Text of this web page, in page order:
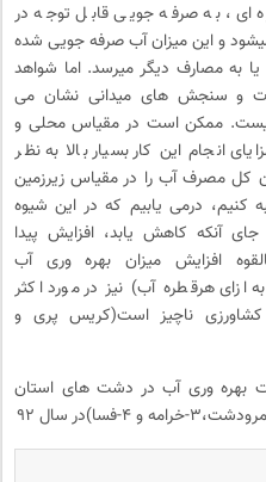
ای، به صرفه جویی قابل توجه در
و این میزان آب صرفه جویی شده
به مصارف دیگر میرسد. اما شواهد
و سنجش های میدانی نشان می
ممکن است در مقیاس محلی و
انجام این کار بسیار بالا به نظر
کل مصرف آب را در مقیاس زیرزمین
کنیم، درمی یابیم که در این شیوه
آنکه کاهش یابد، افزایش پیدا
افزایش میزان بهره وری آب
ازای هرقطره آب) نیز در مورد اکثر
کشاورزی ناچیز است(کریس پری و
بهره وری آب در دشت های استان